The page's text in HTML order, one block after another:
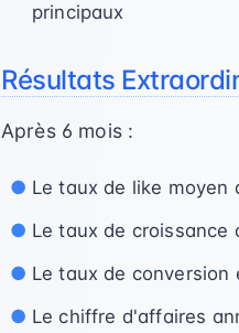
principaux
Résultats
Après 6 mois :
Le taux de like moyen
Le taux de croissance
Le taux de conversion
Le chiffre d'affaires